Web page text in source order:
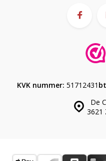
De
3621
KVK nummer: 51712431